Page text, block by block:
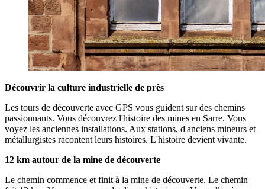
Découvrir la culture industrielle de près
Les tours de découverte avec GPS vous guident sur des chemins
passionnants. Vous découvrez l'histoire des mines en Sarre. Vous
voyez les anciennes installations. Aux stations, d'anciens mineurs et
métallurgistes racontent leurs histoires. L'histoire devient vivante.
12 km autour de la mine de découverte
Le chemin commence et finit à la mine de découverte. Le chemin